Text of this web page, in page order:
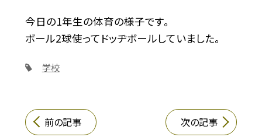
今日の1年生の体育の様子です。
ボール2球使ってドッヂボールしていました。
学校
前の記事 次の記事